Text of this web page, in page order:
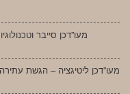
מעו”דכן סייבר
מעו”דכן ליטיגציה – הגשת